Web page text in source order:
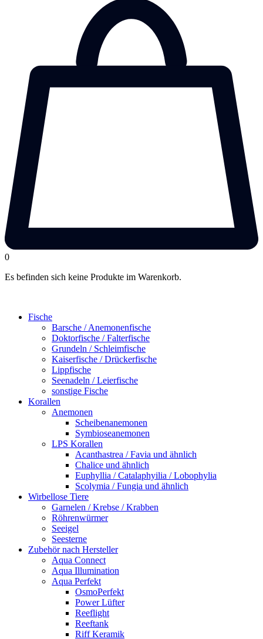
0
Es befinden sich keine Produkte im Warenkorb.
Fische
Barsche / Anemonenfische
Doktorfische / Falterfische
Grundeln / Schleimfische
Kaiserfische / Drückerfische
Lippfische
Seenadeln / Leierfische
sonstige Fische
Korallen
Anemonen
Scheibenanemonen
Symbioseanemonen
LPS Korallen
Acanthastrea / Favia und ähnlich
Chalice und ähnlich
Euphyllia / Catalaphyilia / Lobophylia
Scolymia / Fungia und ähnlich
Wirbellose Tiere
Garnelen / Krebse / Krabben
Röhrenwürmer
Seeigel
Seesterne
Zubehör nach Hersteller
Aqua Connect
Aqua Illumination
Aqua Perfekt
OsmoPerfekt
Power Lüfter
Reeflight
Reeftank
Riff Keramik